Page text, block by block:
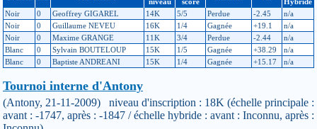
Noir
0 Geoffrey GIGAREL 14K 5/5 Perdue -2.45
n/a
Noir
0 Guillaume NEVEU 16K 1/4 Gagnée +19.1
n/a
Noir
0 Maxime GRANGE 11K 3/4 Perdue -2.44
n/a
Blanc
0 Sylvain BOUTELOUP 15K 1/5 Gagnée +38.29
n/a
Blanc
0 Baptiste ANDREANI 15K 1/4 Gagnée +15.17 n/a
Tournoi interne d'Antony
(Antony, 21-11-2009) niveau d'inscription : 18K (échelle principale :
avant : -1747, après : -1847 / échelle hybride : avant : Inconnu, après :